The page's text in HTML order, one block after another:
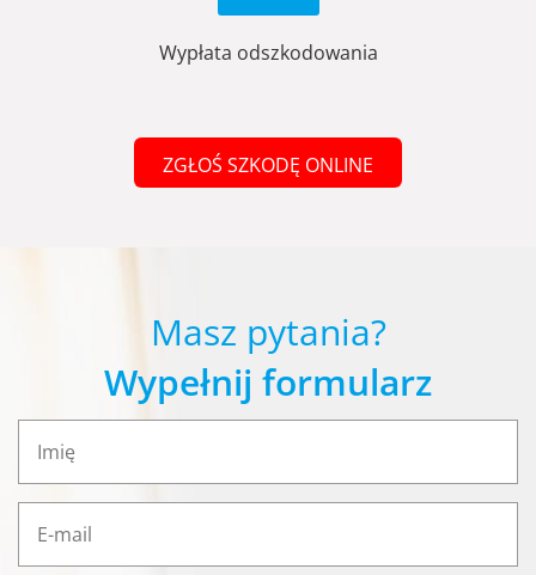
Wypłata odszkodowania
ZGŁOŚ SZKODĘ ONLINE
Masz pytania?
Wypełnij formularz